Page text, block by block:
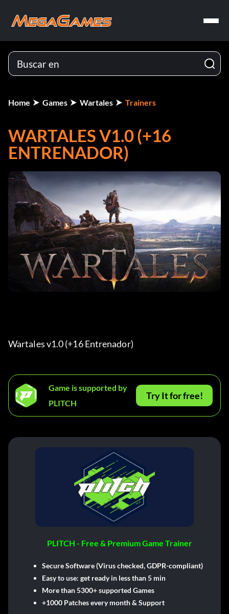
Home Games Wartales Trainers
WARTALES V1.0 (+16
ENTRENADOR)
Wartales v1.0 (+16 Entrenador)
Game is supported by
PLITCH
Try It for free!
PLITCH - Free & Premium Game Trainer
Secure Software (Virus checked, GDPR-compliant)
Easy to use: get ready in less than 5 min
More than 5300+ supported Games
+1000 Patches every month & Support